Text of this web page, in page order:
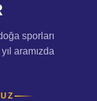
sporları
aramızda